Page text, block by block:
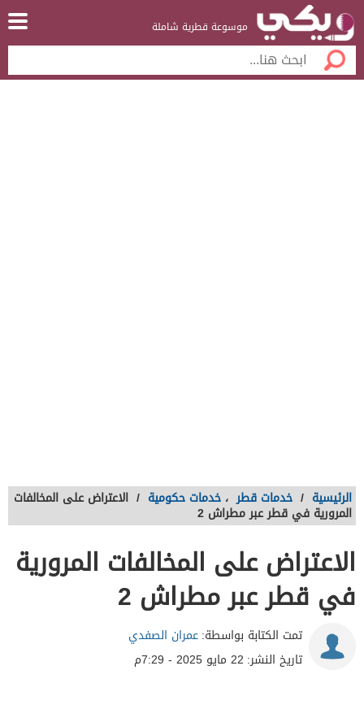
موسوعة قطرية شاملة
الرئيسية / خدمات قطر ، خدمات حكومية / الاعتراض على المخالفات
المرورية في قطر عبر مطراش 2
الاعتراض على المخالفات المرورية
في قطر عبر مطراش 2
تمت الكتابة بواسطة:عمران الصفدي
تاريخ النشر: 22 مايو 2025 - 7:29م